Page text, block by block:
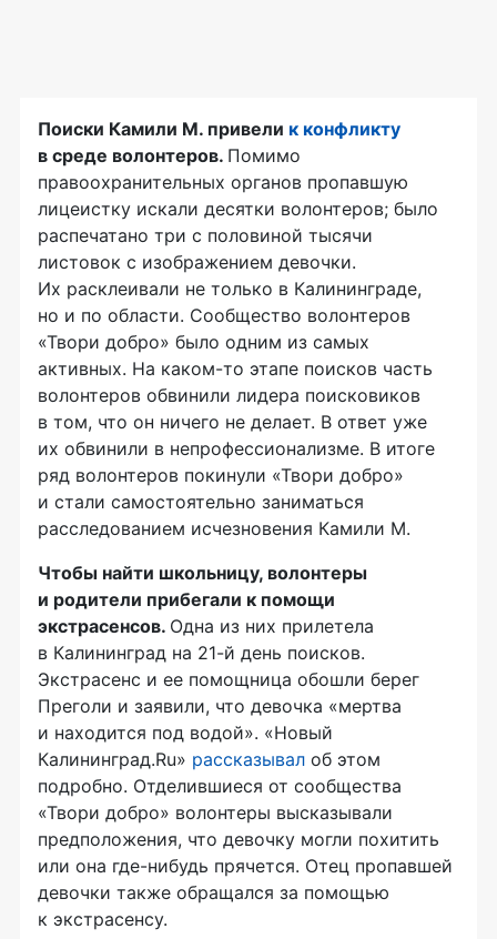
Поиски Камили М. привели к конфликту
в среде волонтеров. Помимо
правоохранительных органов пропавшую
лицеистку искали десятки волонтеров; было
распечатано три с половиной тысячи
листовок с изображением девочки.
Их расклеивали не только в Калининграде,
но и по области. Сообщество волонтеров
«Твори добро» было одним из самых
активных. На каком-то этапе поисков часть
волонтеров обвинили лидера поисковиков
в том, что он ничего не делает. В ответ уже
их обвинили в непрофессионализме. В итоге
ряд волонтеров покинули «Твори добро»
и стали самостоятельно заниматься
расследованием исчезновения Камили М.
Чтобы найти школьницу, волонтеры
и родители прибегали к помощи
экстрасенсов. Одна из них прилетела
в Калининград на 21-й день поисков.
Экстрасенс и ее помощница обошли берег
Преголи и заявили, что девочка «мертва
и находится под водой». «Новый
Калининград.Ru» рассказывал об этом
подробно. Отделившиеся от сообщества
«Твори добро» волонтеры высказывали
предположения, что девочку могли похитить
или она где-нибудь прячется. Отец пропавшей
девочки также обращался за помощью
к экстрасенсу.